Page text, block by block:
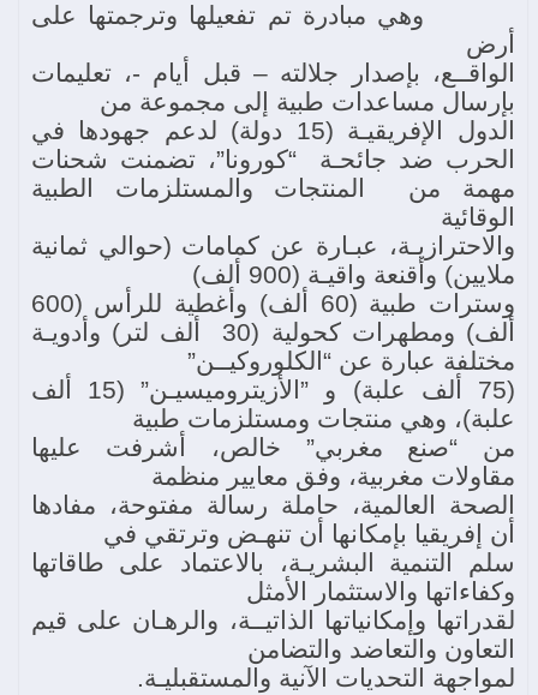
وهي مبادرة تم تفعيلها وترجمتها على
أرض
الواقــع، بإصدار جلالته – قبل أيام -، تعليمات
بإرسال مساعدات طبية إلى مجموعة من
الدول الإفريقيـة (15 دولة) لدعم جهودها في
الحرب ضد جائحـة “كورونا”، تضمنت شحنات
مهمة من المنتجات والمستلزمات الطبية
الوقائية
والاحترازيـة، عبـارة عن كمامات (حوالي ثمانية
ملايين) وأقنعة واقيـة (900 ألف)
وسترات طبية (60 ألف) وأغطية للرأس (600
ألف) ومطهرات كحولية (30 ألف لتر) وأدويـة
مختلفة عبارة عن “الكلوروكيــن”
(75 ألف علبة) و ”الأزيتروميسيـن” (15 ألف
علبة)، وهي منتجات ومستلزمات طبية
من “صنع مغربي” خالص، أشرفت عليها
مقاولات مغربية، وفق معايير منظمة
الصحة العالمية، حاملة رسالة مفتوحة، مفادها
أن إفريقيا بإمكانها أن تنهـض وترتقي في
سلم التنمية البشريـة، بالاعتماد على طاقاتها
وكفاءاتها والاستثمار الأمثل
لقدراتها وإمكانياتها الذاتيــة، والرهـان على قيم
التعاون والتعاضد والتضامن
لمواجهة التحديات الآنية والمستقبليـة.